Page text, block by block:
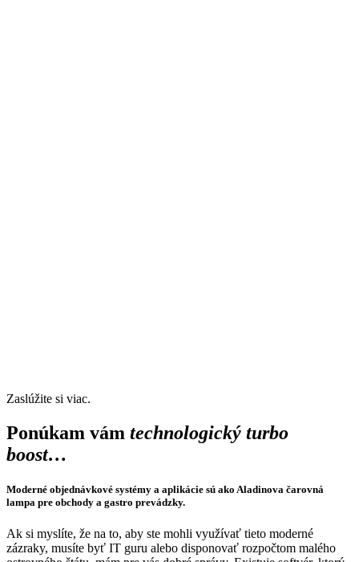
Zaslúžite si viac.
Ponúkam vám technologický turbo
boost…
Moderné objednávkové systémy a aplikácie sú ako Aladinova čarovná
lampa pre obchody a gastro prevádzky.
Ak si myslíte, že na to, aby ste mohli využívať tieto moderné
zázraky, musíte byť IT guru alebo disponovať rozpočtom malého